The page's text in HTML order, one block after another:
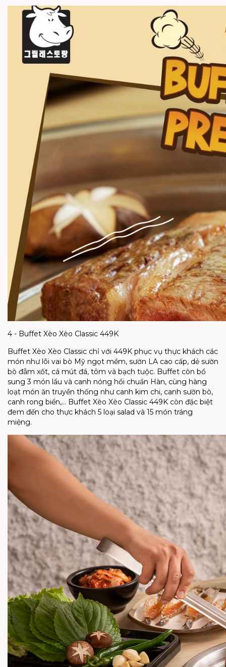
4 - Buffet Xèo Xèo Classic 449K
Buffet Xèo Xèo Classic chỉ với 449K phục vụ thực khách các
món như lõi vai bò Mỹ ngọt mềm, sườn LA cao cấp, dẻ sườn
bò đẫm xốt, cá mút đá, tôm và bạch tuộc. Buffet còn bổ
sung 3 món lẩu và canh nóng hổi chuẩn Hàn, cùng hàng
loạt món ăn truyền thống như canh kim chi, canh sườn bò,
canh rong biển,... Buffet Xèo Xèo Classic 449K còn đặc biệt
đem đến cho thực khách 5 loại salad và 15 món tráng
miệng.